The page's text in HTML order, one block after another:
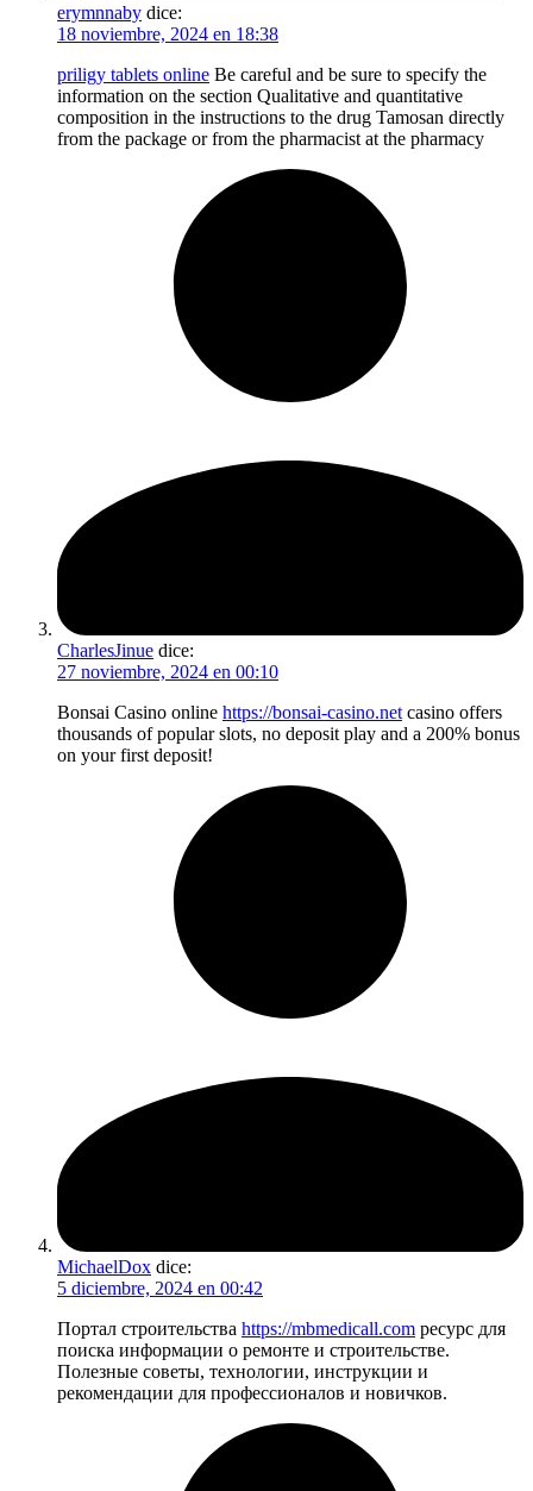
erymnnaby dice:
18 noviembre, 2024 en 18:38
priligy tablets online Be careful and be sure to specify the
information on the section Qualitative and quantitative
composition in the instructions to the drug Tamosan directly
from the package or from the pharmacist at the pharmacy
CharlesJinue dice:
27 noviembre, 2024 en 00:10
Bonsai Casino online https://bonsai-casino.net casino offers
thousands of popular slots, no deposit play and a 200% bonus
on your first deposit!
MichaelDox dice:
5 diciembre, 2024 en 00:42
Портал строительства https://mbmedicall.com ресурс для
поиска информации о ремонте и строительстве.
Полезные советы, технологии, инструкции и
рекомендации для профессионалов и новичков.